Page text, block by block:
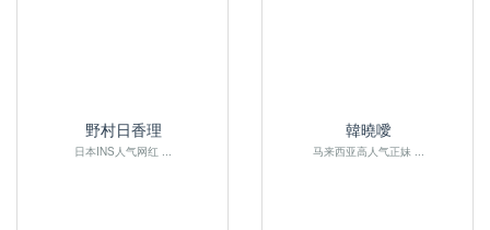
野村日香理
日本INS人气网红 ...
韓曉噯
马来西亚高人气正妹 ...